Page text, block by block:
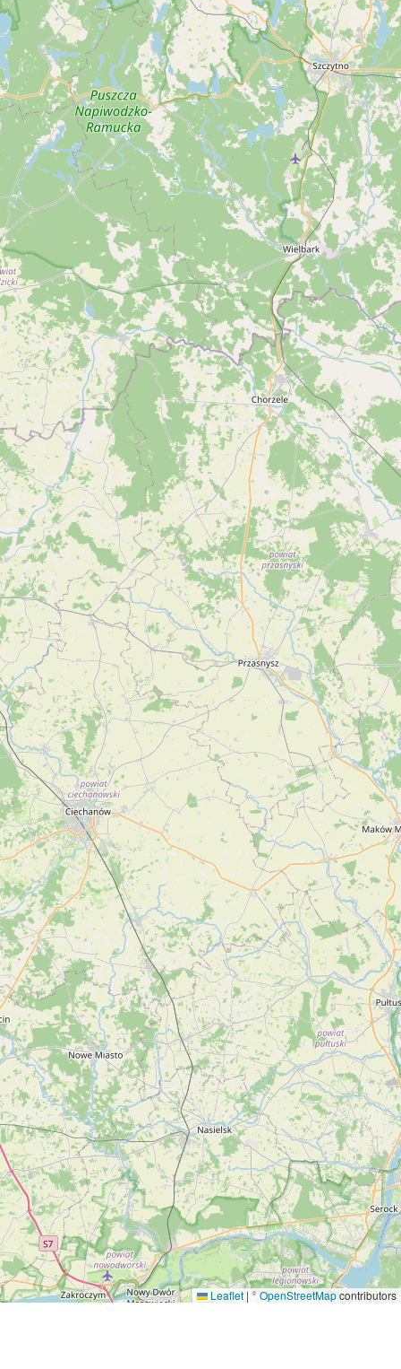
Leaflet | ©OpenStreetMapcontributors